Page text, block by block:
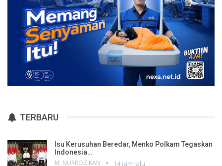
TERBARU
Isu Kerusuhan Beredar, Menko Polkam Tegaskan
Indonesia…
M. NURROZIKAN 14 jam lalu